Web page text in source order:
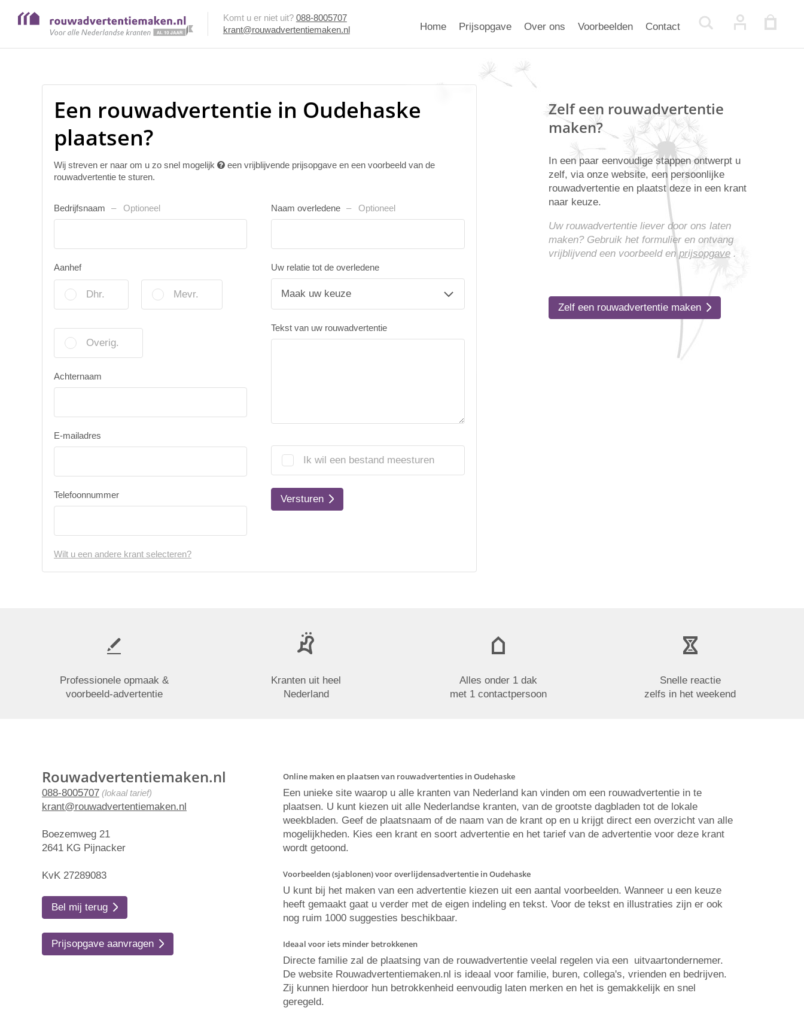
Komt u er niet uit? 088-8005707
krant@rouwadvertentiemaken.nl
Home Prijsopgave Over ons Voorbeelden Contact
Een rouwadvertentie in Oudehaske
plaatsen?
Wij streven er naar om u zo snel mogelijk
een vrijblijvende prijsopgave en een voorbeeld van de
rouwadvertentie te sturen.
Bedrijfsnaam Optioneel
Aanhef
Dhr. Mevr.
Overig.
Achternaam
E-mailadres
Telefoonnummer
Naam overledene Optioneel
Uw relatie tot de overledene
Tekst van uw rouwadvertentie
Ik wil een bestand meesturen
Versturen
Wilt u een andere krant selecteren?
Zelf een rouwadvertentie
maken?
In een paar eenvoudige stappen ontwerpt u
zelf, via onze website, een persoonlijke
rouwadvertentie en plaatst deze in een krant
naar keuze.
Uw rouwadvertentie liever door ons laten
maken? Gebruik het formulier en ontvang
vrijblijvend een voorbeeld enprijsopgave.
Zelf een rouwadvertentie maken
Professionele opmaak &
voorbeeld-advertentie
Kranten uit heel
Nederland
Alles onder 1 dak
met 1 contactpersoon
Snelle reactie
zelfs in het weekend
Rouwadvertentiemaken.nl
088-8005707 (lokaal tarief)
krant@rouwadvertentiemaken.nl
Boezemweg 21
2641 KG Pijnacker
KvK 27289083
Bel mij terug
Prijsopgave aanvragen
Online maken en plaatsen van rouwadvertenties in Oudehaske
Een unieke site waarop u alle kranten van Nederland kan vinden om een rouwadvertentie in te
plaatsen. U kunt kiezen uit alle Nederlandse kranten, van de grootste dagbladen tot de lokale
weekbladen. Geef de plaatsnaam of de naam van de krant op en u krijgt direct een overzicht van alle
mogelijkheden. Kies een krant en soort advertentie en het tarief van de advertentie voor deze krant
wordt getoond.
Voorbeelden (sjablonen) voor overlijdensadvertentie in Oudehaske
U kunt bij het maken van een advertentie kiezen uit een aantal voorbeelden. Wanneer u een keuze
heeft gemaakt gaat u verder met de eigen indeling en tekst. Voor de tekst en illustraties zijn er ook
nog ruim 1000 suggesties beschikbaar.
Ideaal voor iets minder betrokkenen
Directe familie zal de plaatsing van de rouwadvertentie veelal regelen via een uitvaartondernemer.
De website Rouwadvertentiemaken.nl is ideaal voor familie, buren, collega's, vrienden en bedrijven.
Zij kunnen hierdoor hun betrokkenheid eenvoudig laten merken en het is gemakkelijk en snel
geregeld.